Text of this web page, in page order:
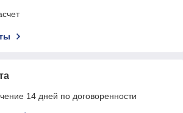
14 дней по договоренности